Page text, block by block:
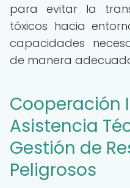
para evitar la
tóxicos hacia
capacidades
de manera
Cooperación
Asistencia
Gestión de
Peligrosos